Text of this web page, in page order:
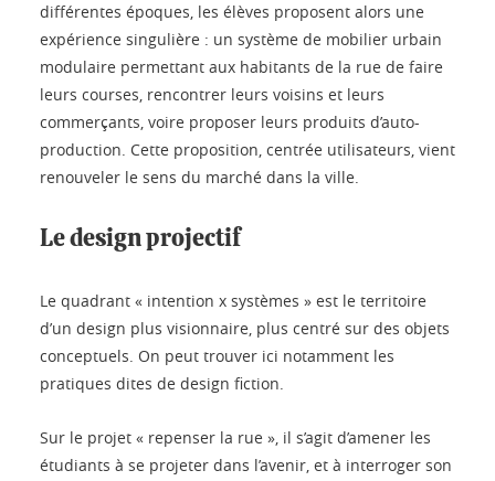
différentes époques, les élèves proposent alors une
expérience singulière : un système de mobilier urbain
modulaire permettant aux habitants de la rue de faire
leurs courses, rencontrer leurs voisins et leurs
commerçants, voire proposer leurs produits d’auto-
production. Cette proposition, centrée utilisateurs, vient
renouveler le sens du marché dans la ville.
Le design projectif
Le quadrant « intention x systèmes » est le territoire
d’un design plus visionnaire, plus centré sur des objets
conceptuels. On peut trouver ici notamment les
pratiques dites de design fiction.
Sur le projet « repenser la rue », il s’agit d’amener les
étudiants à se projeter dans l’avenir, et à interroger son